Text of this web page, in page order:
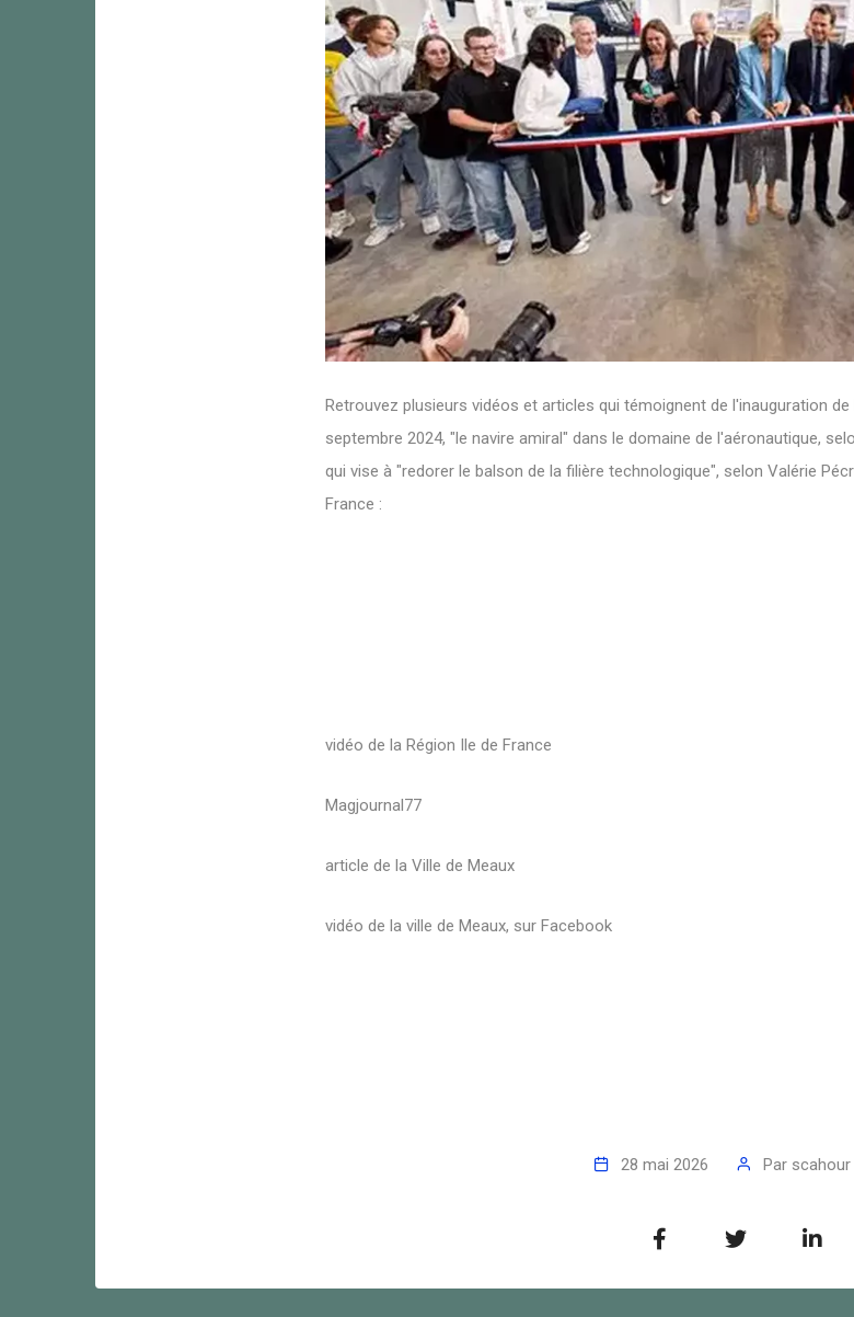
Retrouvez plusieurs vidéos et articles qui témoignent de l'inauguration
septembre 2024, "le navire amiral" dans le domaine de l'aéronautique,
qui vise à "redorer le balson de la filière technologique", selon Valérie
France :
vidéo de la Région Ile de France
Magjournal77
article de la Ville de Meaux
vidéo de la ville de Meaux, sur Facebook
28 mai 2026 Par scahour